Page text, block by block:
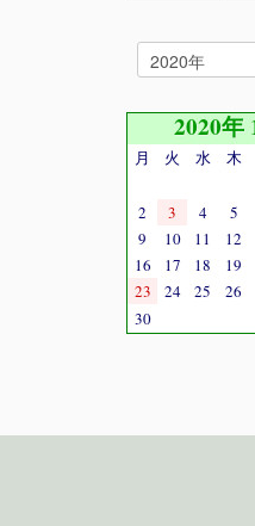
2020年
月 火 水 木
2
3 4 5
9
10 11 12
16
17 18 19
23
24 25 26
30